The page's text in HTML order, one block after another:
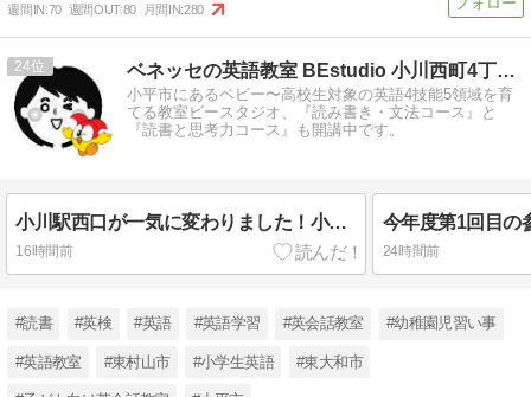
週間IN:70 週間OUT:80 月間IN:280
24 ベネッセの英語教室 BEstudio 小川西町4丁目教室
小平市にあるベビー〜高校生対象の英語4技能5領域を育
てる教室ビースタジオ、『読み書き・文法コース』と
『読書と思考力コース』も開講中です。
小川駅西口が一気に変わりました！小川パレットは2026年11月1日オープン予定
16時間前 24時間前
#読書 #英検 #英語 #英語学習 #英会話教室 #幼稚園児習い事
#英語教室 #東村山市 #小学生英語 #東大和市